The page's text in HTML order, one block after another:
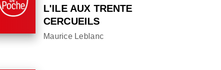
L'ILE AUX TRENTE
CERCUEILS
Maurice Leblanc